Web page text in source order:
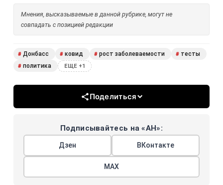
Мнения, высказываемые в данной рубрике, могут не
совпадать с позицией редакции
# Донбасс # ковид # рост заболеваемости # тесты
# политика ЕЩЕ +1
Поделиться
Подписывайтесь на «АН»:
Дзен ВКонтакте
МАХ